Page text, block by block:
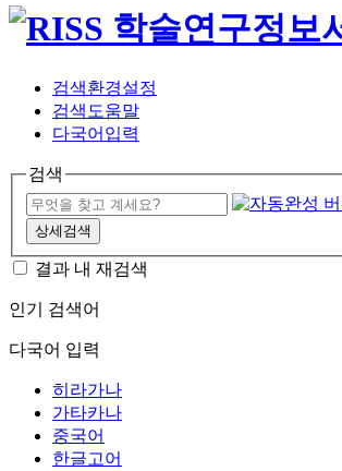
검색환경설정
검색도움말
다국어입력
검색
상세검색
결과 내 재검색
인기 검색어
다국어 입력
히라가나
가타카나
중국어
한글고어